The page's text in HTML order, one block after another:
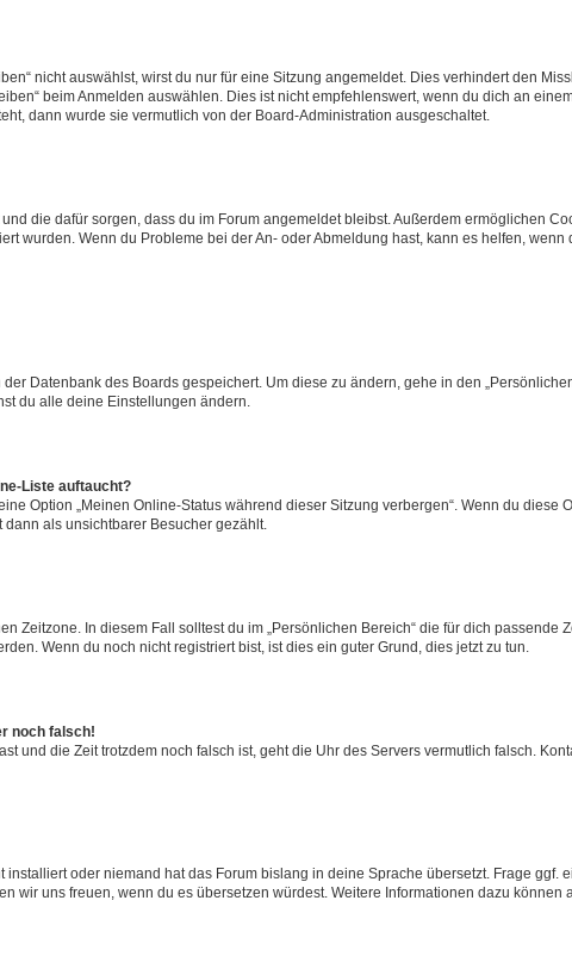
nicht auswählst, wirst du nur für eine Sitzung angemeldet. Dies verhindert den
beim Anmelden auswählen. Dies ist nicht empfehlenswert, wenn du dich an
dann wurde sie vermutlich von der Board-Administration ausgeschaltet.
die dafür sorgen, dass du im Forum angemeldet bleibst. Außerdem ermöglichen
wurden. Wenn du Probleme bei der An- oder Abmeldung hast, kann es helfen, wenn
Datenbank des Boards gespeichert. Um diese zu ändern, gehe in den
du alle deine Einstellungen ändern.
Liste auftaucht?
Option „Meinen Online-Status während dieser Sitzung verbergen“. Wenn du diese
als unsichtbarer Besucher gezählt.
Zeitzone. In diesem Fall solltest du im „Persönlichen Bereich“ die für dich passende
Wenn du noch nicht registriert bist, ist dies ein guter Grund, dies jetzt zu tun.
noch falsch!
und die Zeit trotzdem noch falsch ist, geht die Uhr des Servers vermutlich falsch.
oder niemand hat das Forum bislang in deine Sprache übersetzt. Frage ggf.
wir uns freuen, wenn du es übersetzen würdest. Weitere Informationen dazu können